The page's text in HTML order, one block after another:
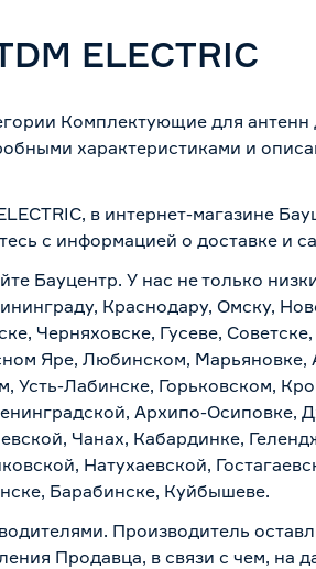
ELECTRIC
Комплектующие для
характеристиками и
в интернет-магазине
с информацией о доставке и
Бауцентр. У нас не только
Краснодару, Омску,
Черняховске, Гусеве,
Яре, Любинском, Марьяновке,
Усть-Лабинске, Горьковском,
Архипо-Осиповке,
Чанах, Кабардинке,
Натухаевской,
Барабинске, Куйбышеве.
Производитель
Продавца, в связи с чем, на